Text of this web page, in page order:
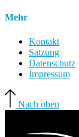
Mehr
Kontakt
Satzung
Datenschutz
Impressum
Nach oben